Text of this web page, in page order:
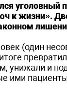
уголовный
к жизни».
(один
унижали и
ими